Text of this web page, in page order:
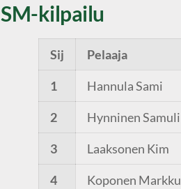
SM-kilpailu
Sij Pelaaja
1 Hannula Sami
2 Hynninen Samuli
3 Laaksonen Kim
4 Koponen Markku